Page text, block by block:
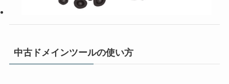
中古ドメインツールの使い方